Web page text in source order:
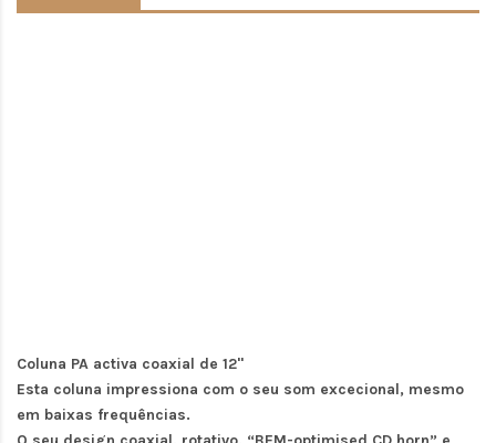
Coluna PA activa coaxial de 12"
Esta coluna impressiona com o seu som excecional, mesmo
em baixas frequências.